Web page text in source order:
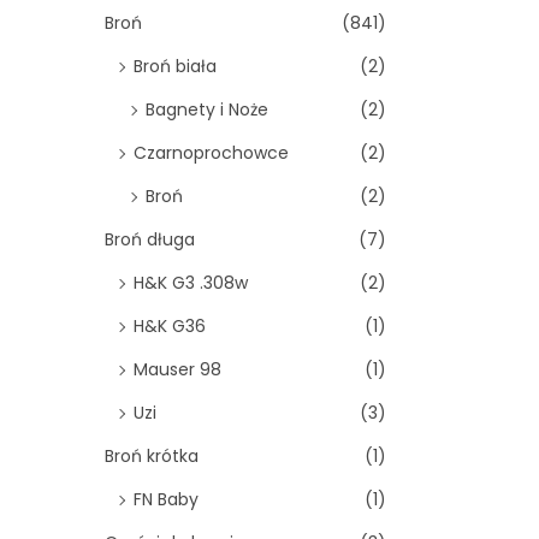
n
Broń
(841)
Broń biała
(2)
Bagnety i Noże
(2)
Czarnoprochowce
(2)
Broń
(2)
Broń długa
(7)
H&K G3 .308w
(2)
H&K G36
(1)
Mauser 98
(1)
Uzi
(3)
Broń krótka
(1)
FN Baby
(1)